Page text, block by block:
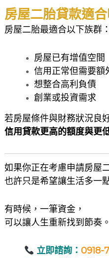
房屋二胎貸款適
房屋二胎最適合以下族群：
房屋已有增值空間
信用正常但需要額
想整合高利負債
創業或投資需求
若房屋條件與財務狀況良
信用貸款更高的額度與更
如果你正在考慮申請房屋
也許只是希望讓生活多一
有時候，一筆資金，
可以讓人生重新找到節奏。
立即諮詢：0918-